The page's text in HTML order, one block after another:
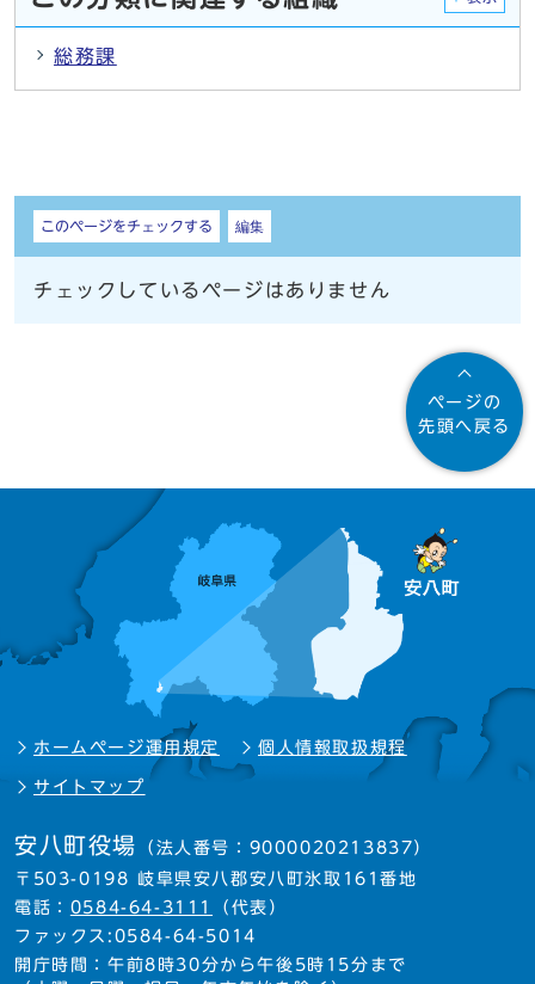
総務課
しおり
このページをチェックする 編集
チェックしているページはありません
ページの
先頭へ戻る
ホームページ運用規定 個人情報取扱規程
サイトマップ
安八町役場 （法人番号：9000020213837）
〒503-0198 岐阜県安八郡安八町氷取161番地
電話： 0584-64-3111
（代表）
ファックス:0584-64-5014
開庁時間：午前8時30分から午後5時15分まで